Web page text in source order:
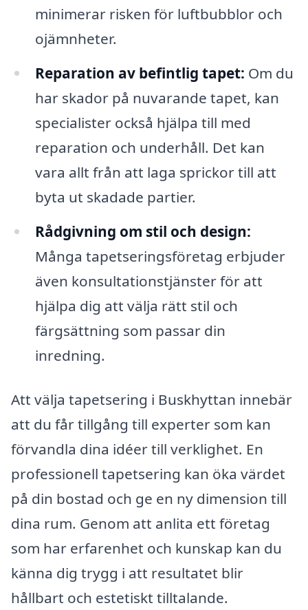
minimerar risken för luftbubblor och
ojämnheter.
Reparation av befintlig tapet: Om du
har skador på nuvarande tapet, kan
specialister också hjälpa till med
reparation och underhåll. Det kan
vara allt från att laga sprickor till att
byta ut skadade partier.
Rådgivning om stil och design:
Många tapetseringsföretag erbjuder
även konsultationstjänster för att
hjälpa dig att välja rätt stil och
färgsättning som passar din
inredning.
Att välja tapetsering i Buskhyttan innebär
att du får tillgång till experter som kan
förvandla dina idéer till verklighet. En
professionell tapetsering kan öka värdet
på din bostad och ge en ny dimension till
dina rum. Genom att anlita ett företag
som har erfarenhet och kunskap kan du
känna dig trygg i att resultatet blir
hållbart och estetiskt tilltalande.